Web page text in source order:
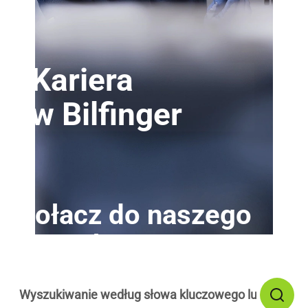
Kariera
w Bilfinger
Dołacz do naszego
zespołu!